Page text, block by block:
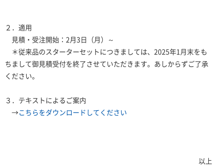
２．適用
見積・受注開始：2月3日（月）～
＊従来品のスターターセットにつきましては、2025年1月末をも
ちまして御見積受付を終了させていただきます。あしからずご了承
ください。
３．テキストによるご案内
→こちらをダウンロードしてください
以上